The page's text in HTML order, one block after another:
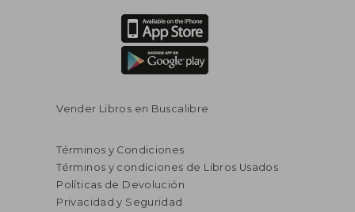
Vender Libros en Buscalibre
Términos y Condiciones
Términos y condiciones de Libros Usados
Políticas de Devolución
Privacidad y Seguridad